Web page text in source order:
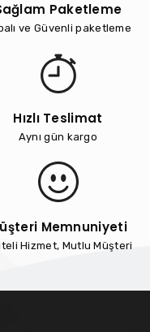
Paketleme
ve Güvenli paketleme
Hızlı Teslimat
Aynı gün kargo
Memnuniyeti
Hizmet, Mutlu Müşteri